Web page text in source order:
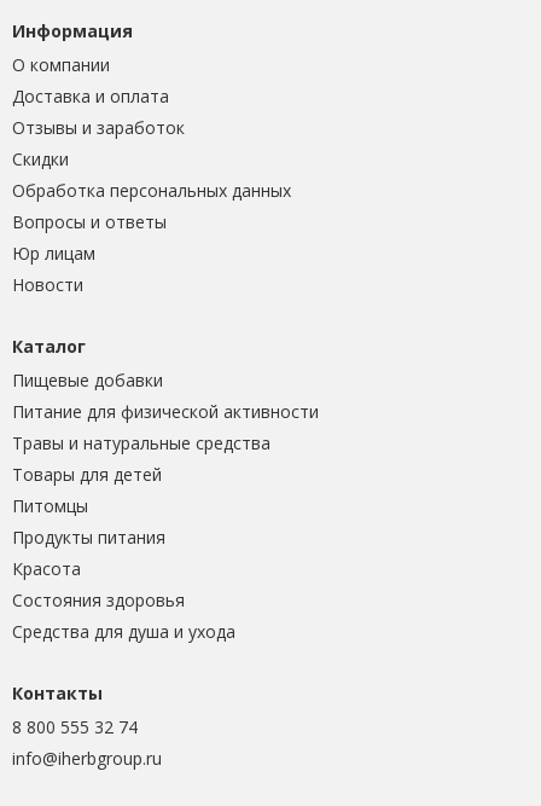
Информация
О компании
Доставка и оплата
Отзывы и заработок
Скидки
Обработка персональных данных
Вопросы и ответы
Юр лицам
Новости
Каталог
Пищевые добавки
Питание для физической активности
Травы и натуральные средства
Товары для детей
Питомцы
Продукты питания
Красота
Состояния здоровья
Средства для душа и ухода
Контакты
8 800 555 32 74
info@iherbgroup.ru